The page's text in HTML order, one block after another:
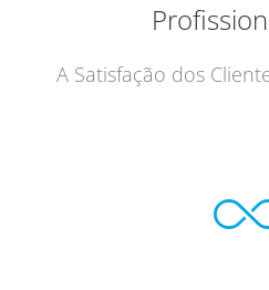
A Satisfação dos